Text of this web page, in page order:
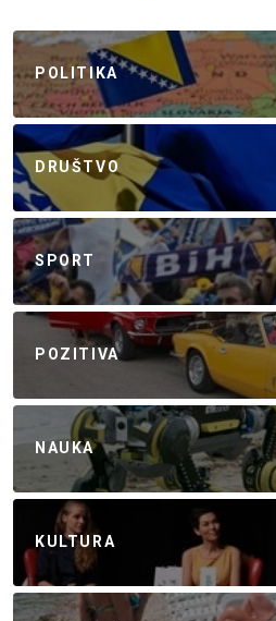
POLITIKA
DRUŠTVO
SPORT
POZITIVA
NAUKA
KULTURA